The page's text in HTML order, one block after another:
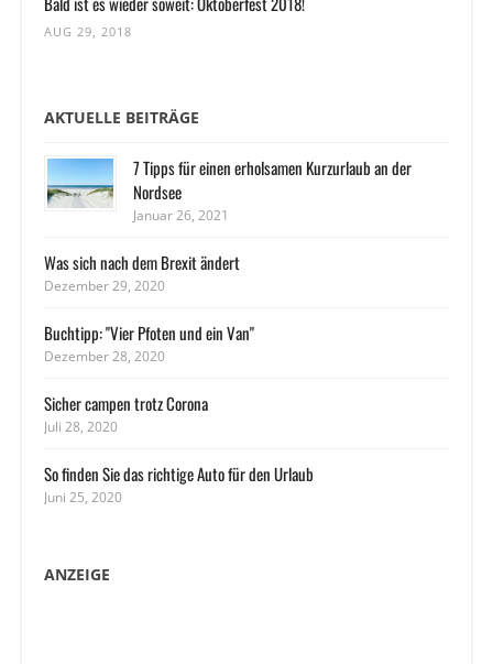
AUG 29, 2018
AKTUELLE BEITRÄGE
7 Tipps für einen erholsamen Kurzurlaub an der
Nordsee
Januar 26, 2021
Was sich nach dem Brexit ändert
Dezember 29, 2020
Buchtipp: "Vier Pfoten und ein Van"
Dezember 28, 2020
Sicher campen trotz Corona
Juli 28, 2020
So finden Sie das richtige Auto für den Urlaub
Juni 25, 2020
ANZEIGE